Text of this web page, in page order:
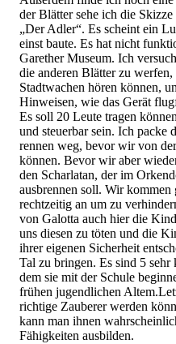
der Blätter sehe ich die
„Der Adler“. Es scheint ein
einst baute. Es hat nicht
Garether Museum. Ich
die anderen Blätter zu
Stadtwachen hören können,
Hinweisen, wie das Gerät
Es soll 20 Leute tragen
und steuerbar sein. Ich packe
rennen weg, bevor wir von
können. Bevor wir aber
den Scharlatan, der im
ausbrennen soll. Wir
rechtzeitig an um zu
von Galotta auch hier die
uns diesen zu töten und die
ihrer eigenen Sicherheit
Tal zu bringen. Es sind 5
dem sie mit der Schule
frühen jugendlichen
richtige Zauberer werden
kann man ihnen
Fähigkeiten ausbilden.